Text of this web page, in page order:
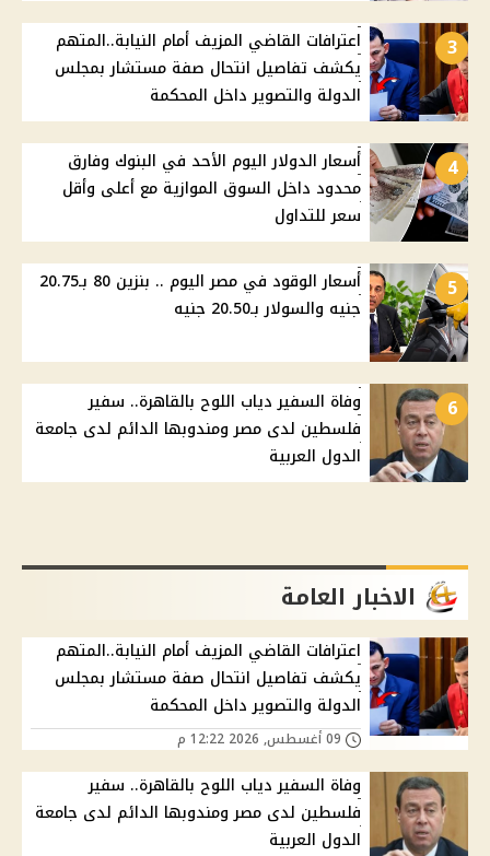
3
اعترافات القاضي المزيف أمام النيابة..المتهم
يكشف تفاصيل انتحال صفة مستشار بمجلس
الدولة والتصوير داخل المحكمة
4
أسعار الدولار اليوم الأحد في البنوك وفارق
محدود داخل السوق الموازية مع أعلى وأقل
سعر للتداول
5
أسعار الوقود في مصر اليوم .. بنزين 80 بـ20.75
جنيه والسولار بـ20.50 جنيه
6
وفاة السفير دياب اللوح بالقاهرة.. سفير
فلسطين لدى مصر ومندوبها الدائم لدى جامعة
الدول العربية
الاخبار العامة
اعترافات القاضي المزيف أمام النيابة..المتهم
يكشف تفاصيل انتحال صفة مستشار بمجلس
الدولة والتصوير داخل المحكمة
وفاة السفير دياب اللوح بالقاهرة.. سفير
فلسطين لدى مصر ومندوبها الدائم لدى جامعة
الدول العربية